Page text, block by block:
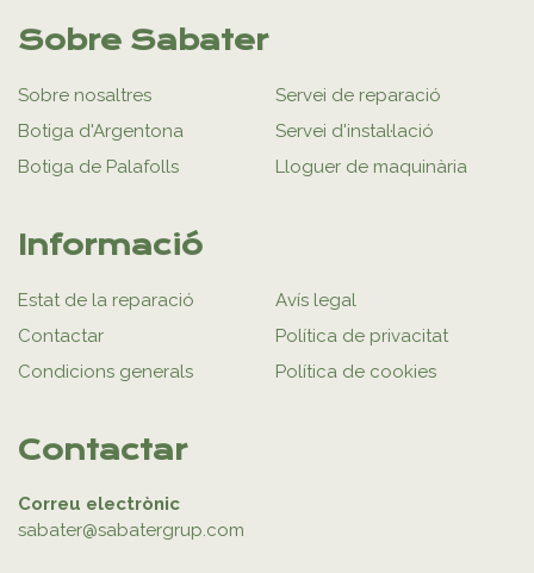
Sobre Sabater
Sobre nosaltres
Botiga d'Argentona
Botiga de Palafolls
Servei de reparació
Servei d'instal·lació
Lloguer de maquinària
Informació
Estat de la reparació
Contactar
Condicions generals
Avís legal
Política de privacitat
Política de cookies
Contactar
Correu electrònic
sabater@sabatergrup.com